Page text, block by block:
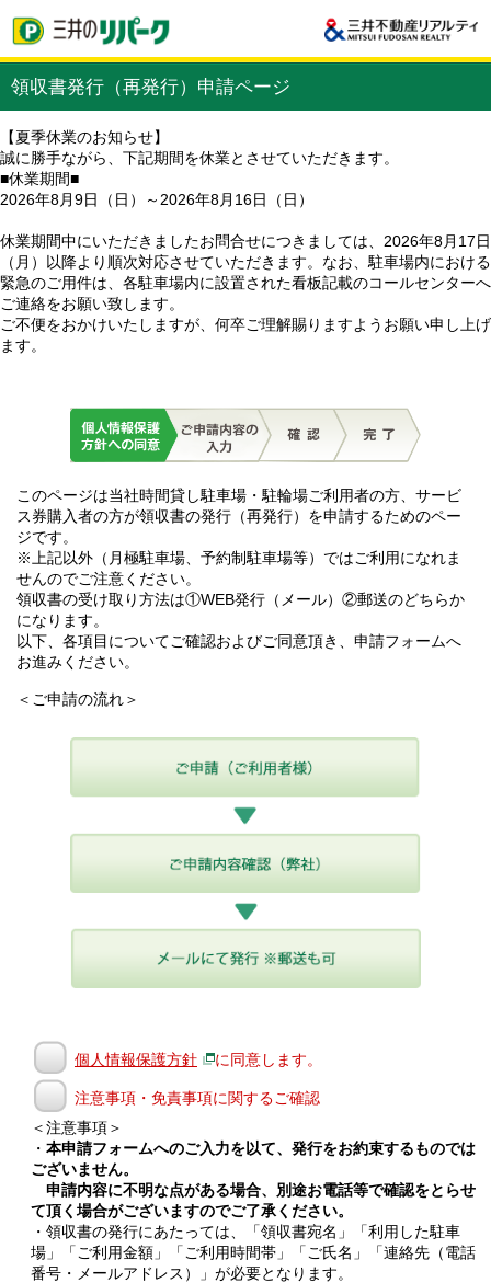
領収書発行（再発行）申請ページ
【夏季休業のお知らせ】
誠に勝手ながら、下記期間を休業とさせていただきます。
■休業期間■
2026年8月9日（日）～2026年8月16日（日）
休業期間中にいただきましたお問合せにつきましては、2026年8月17日
（月）以降より順次対応させていただきます。なお、駐車場内における
緊急のご用件は、各駐車場内に設置された看板記載のコールセンターへ
ご連絡をお願い致します。
ご不便をおかけいたしますが、何卒ご理解賜りますようお願い申し上げ
ます。
このページは当社時間貸し駐車場・駐輪場ご利用者の方、サービ
ス券購入者の方が領収書の発行（再発行）を申請するためのペー
ジです。
※上記以外（月極駐車場、予約制駐車場等）ではご利用になれま
せんのでご注意ください。
領収書の受け取り方法は①WEB発行（メール）②郵送のどちらか
になります。
以下、各項目についてご確認およびご同意頂き、申請フォームへ
お進みください。
＜ご申請の流れ＞
個人情報保護方針 に同意します。
注意事項・免責事項に関するご確認
＜注意事項＞
・ 本申請フォームへのご入力を以て、発行をお約束するものでは
ございません。
申請内容に不明な点がある場合、別途お電話等で確認をとらせ
て頂く場合がございますのでご了承ください。
・領収書の発行にあたっては、「領収書宛名」「利用した駐車
場」「ご利用金額」「ご利用時間帯」「ご氏名」「連絡先（電話
番号・メールアドレス）」が必要となります。